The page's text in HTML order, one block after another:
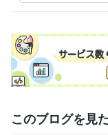
返信させていただきま
させていただきます❤️
ご納得いただけました
サービスのご購入のお
お願いいたします(*^^*)
ご相談や鑑定を
お受けいただいた後に
このブログを見